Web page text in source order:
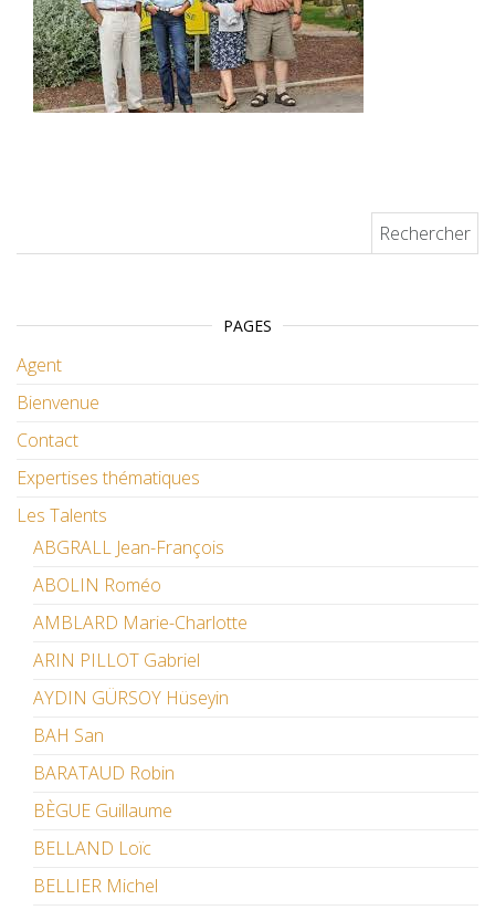
PAGES
Agent
Bienvenue
Contact
Expertises thématiques
Les Talents
ABGRALL Jean-François
ABOLIN Roméo
AMBLARD Marie-Charlotte
ARIN PILLOT Gabriel
AYDIN GÜRSOY Hüseyin
BAH San
BARATAUD Robin
BÈGUE Guillaume
BELLAND Loïc
BELLIER Michel